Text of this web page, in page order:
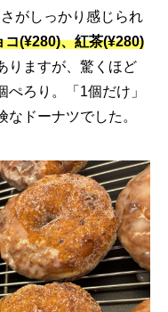
がしっかり感じられ
(¥280)、紅茶(¥280)
りますが、驚くほど
ろり。「1個だけ」
ドーナツでした。